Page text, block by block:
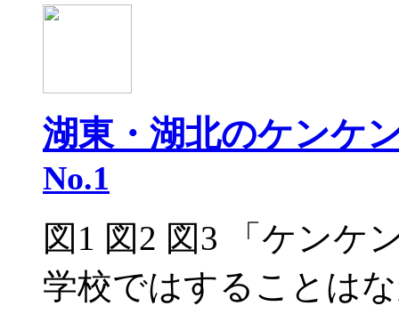
湖東・湖北のケンケ
No.1
図1 図2 図3 「ケンケ
学校ではすることは